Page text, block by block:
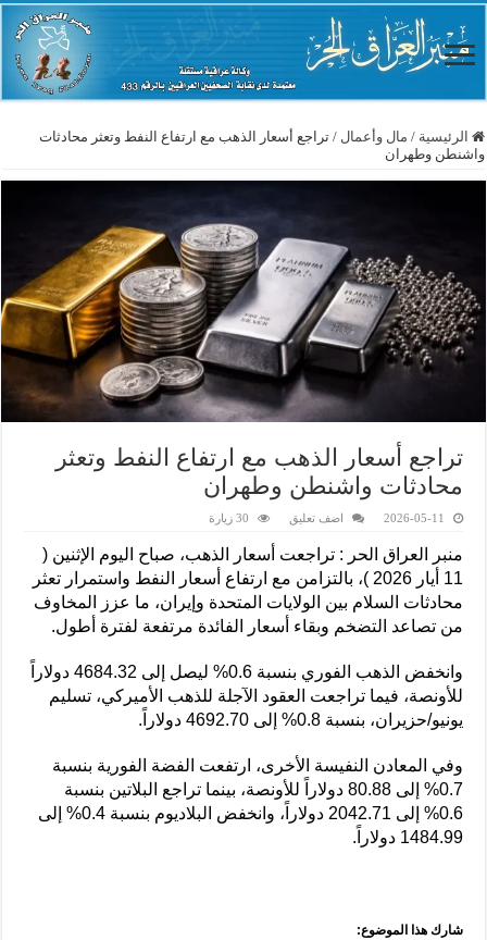
الرئيسية / مال وأعمال / تراجع أسعار الذهب مع ارتفاع النفط وتعثر محادثات
واشنطن وطهران
تراجع أسعار الذهب مع ارتفاع النفط وتعثر
محادثات واشنطن وطهران
2026-05-11 اضف تعليق 30 زيارة
منبر العراق الحر : تراجعت أسعار الذهب، صباح اليوم الإثنين (
11 أيار 2026 )، بالتزامن مع ارتفاع أسعار النفط واستمرار تعثر
محادثات السلام بين الولايات المتحدة وإيران، ما عزز المخاوف
من تصاعد التضخم وبقاء أسعار الفائدة مرتفعة لفترة أطول.
وانخفض الذهب الفوري بنسبة 0.6% ليصل إلى 4684.32 دولاراً
للأونصة، فيما تراجعت العقود الآجلة للذهب الأميركي، تسليم
يونيو/حزيران، بنسبة 0.8% إلى 4692.70 دولاراً.
وفي المعادن النفيسة الأخرى، ارتفعت الفضة الفورية بنسبة
0.7% إلى 80.88 دولاراً للأونصة، بينما تراجع البلاتين بنسبة
0.6% إلى 2042.71 دولاراً، وانخفض البلاديوم بنسبة 0.4% إلى
1484.99 دولاراً.
شارك هذا الموضوع: